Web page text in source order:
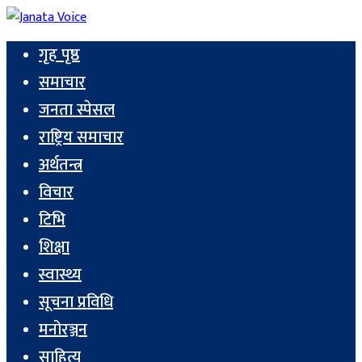
गृह पृष्ठ
समाचार
जनता स्पेसल
राष्ट्रिय समाचार
अर्थतन्त्र
विचार
टिभि
शिक्षा
स्वास्थ्य
सूचना प्रविधि
मनोरञ्जन